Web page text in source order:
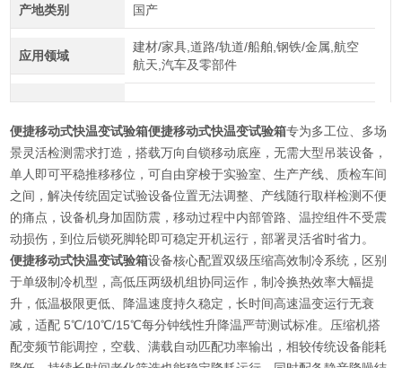
产地类别 国产
应用领域
建材/家具,道路/轨道/船舶,钢铁/金属,航空
航天,汽车及零部件
便捷移动式快温变试验箱便捷移动式快温变试验箱专为多工位、多场
景灵活检测需求打造，搭载万向自锁移动底座，无需大型吊装设备，
单人即可平稳推移移位，可自由穿梭于实验室、生产产线、质检车间
之间，解决传统固定试验设备位置无法调整、产线随行取样检测不便
的痛点，设备机身加固防震，移动过程中内部管路、温控组件不受震
动损伤，到位后锁死脚轮即可稳定开机运行，部署灵活省时省力。
便捷移动式快温变试验箱设备核心配置双级压缩高效制冷系统，区别
于单级制冷机型，高低压两级机组协同运作，制冷换热效率大幅提
升，低温极限更低、降温速度持久稳定，长时间高速温变运行无衰
减，适配 5℃/10℃/15℃每分钟线性升降温严苛测试标准。压缩机搭
配变频节能调控，空载、满载自动匹配功率输出，相较传统设备能耗